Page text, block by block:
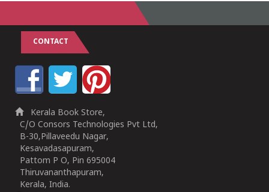
CONTACT
Kerala Book Store,
C/O Consors Technologies Pvt Ltd,
B-30,Pillaveedu Nagar,
Kesavadasapuram,
Pattom P O, Pin 695004
Thiruvananthapuram,
Kerala, India.